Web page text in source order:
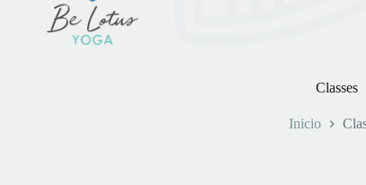
Classes
Inicio